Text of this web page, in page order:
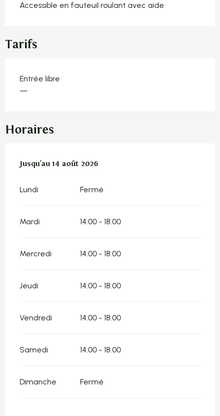
Accessible en fauteuil roulant avec aide
Tarifs
Entrée libre
—
Horaires
Du15 juillet 2026au14 août 2026
Jusqu'au 14 août 2026
Lundi Fermé
Mardi 14:00 - 18:00
Mercredi 14:00 - 18:00
Jeudi 14:00 - 18:00
Vendredi 14:00 - 18:00
Samedi 14:00 - 18:00
Dimanche Fermé